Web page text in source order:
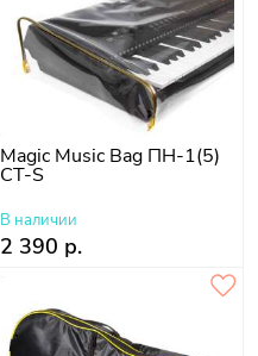
Magic Music Bag ПН-1(5)
CT-S
В наличии
2 390 р.